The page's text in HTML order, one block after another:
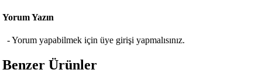
Yorum Yazın
- Yorum yapabilmek için üye girişi yapmalısınız.
Benzer Ürünler